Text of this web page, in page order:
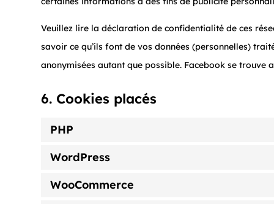
Veuillez lire la déclaration de confidentialité de ces
savoir ce qu’ils font de vos données (personnelles)
anonymisées autant que possible. Facebook se trouve
6. Cookies placés
PHP
WordPress
WooCommerce